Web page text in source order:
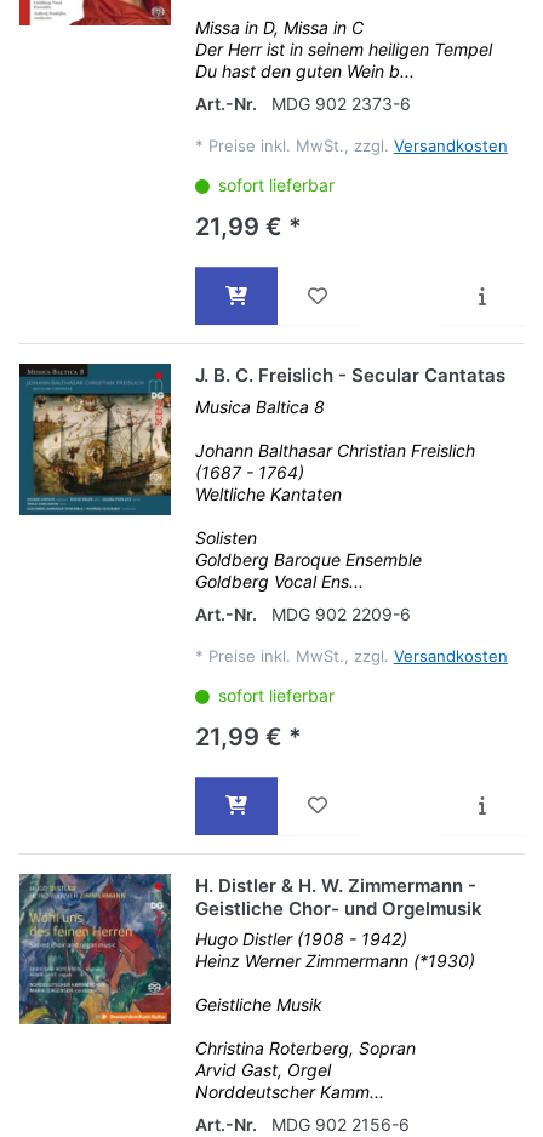
Missa in D, Missa in C
Der Herr ist in seinem heiligen Tempel
Du hast den guten Wein b...
Art.-Nr.
MDG 902 2373-6
* Preise inkl. MwSt., zzgl. Versandkosten
sofort lieferbar
21,99 € *
J. B. C. Freislich - Secular Cantatas
Musica Baltica 8
Johann Balthasar Christian Freislich
(1687 - 1764)
Weltliche Kantaten
Solisten
Goldberg Baroque Ensemble
Goldberg Vocal Ens...
Art.-Nr.
MDG 902 2209-6
* Preise inkl. MwSt., zzgl. Versandkosten
sofort lieferbar
21,99 € *
H. Distler & H. W. Zimmermann -
Geistliche Chor- und Orgelmusik
Hugo Distler (1908 - 1942)
Heinz Werner Zimmermann (*1930)
Geistliche Musik
Christina Roterberg, Sopran
Arvid Gast, Orgel
Norddeutscher Kamm...
Art.-Nr.
MDG 902 2156-6